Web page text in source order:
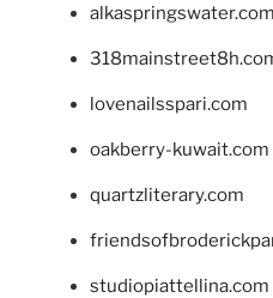
alkaspringswater.com
lovenailsspari.com
oakberry-kuwait.com
quartzliterary.com
studiopiattellina.com